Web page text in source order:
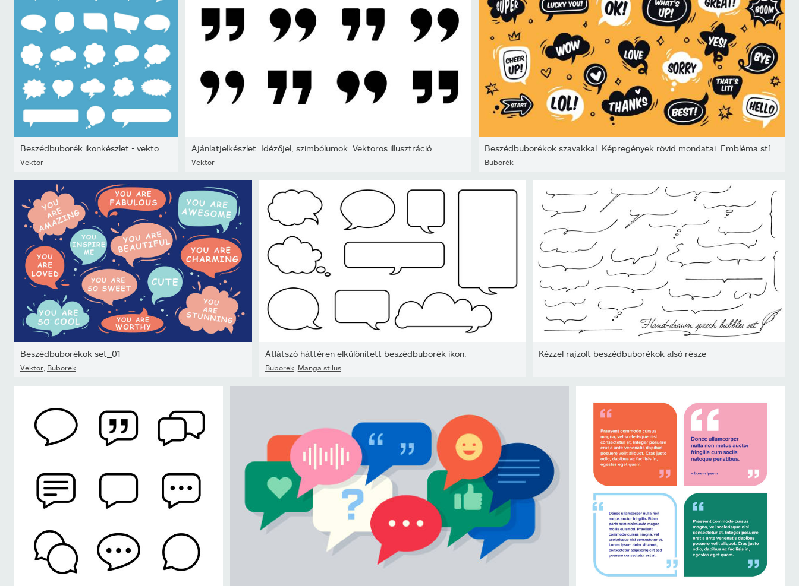
Vektor
Ajánlatjelkészlet. Idézőjel, szimbólumok. Vektoros illusztráció
Vektor
Beszédbuborékok szavakkal. Képregények rövid mondatai. Embléma stí
Buborék
Beszédbuborékok set_01
Vektor Buborék
Átlátszó háttéren elkülönített beszédbuborék ikon.
Buborék Manga stílus
Kézzel rajzolt beszédbuborékok alsó része